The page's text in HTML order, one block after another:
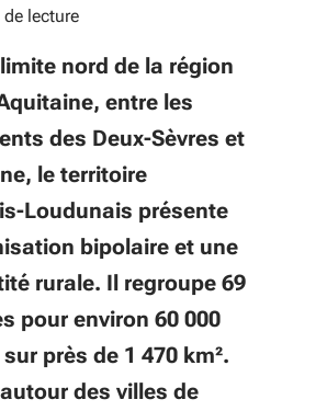
lecture
nord de la région
entre les
des Deux-Sèvres et
le territoire
Loudunais présente
bipolaire et une
rurale. Il regroupe 69
pour environ 60 000
près de 1 470 km².
des villes de